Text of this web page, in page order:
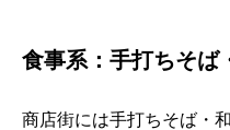
食事系：手打ちそば
商店街には手打ちそば・